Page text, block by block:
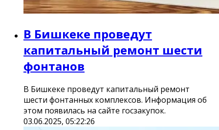
В Бишкеке проведут
капитальный ремонт шести
фонтанов
В Бишкеке проведут капитальный ремонт
шести фонтанных комплексов. Информация об
этом появилась на сайте госзакупок.
03.06.2025, 05:22:26